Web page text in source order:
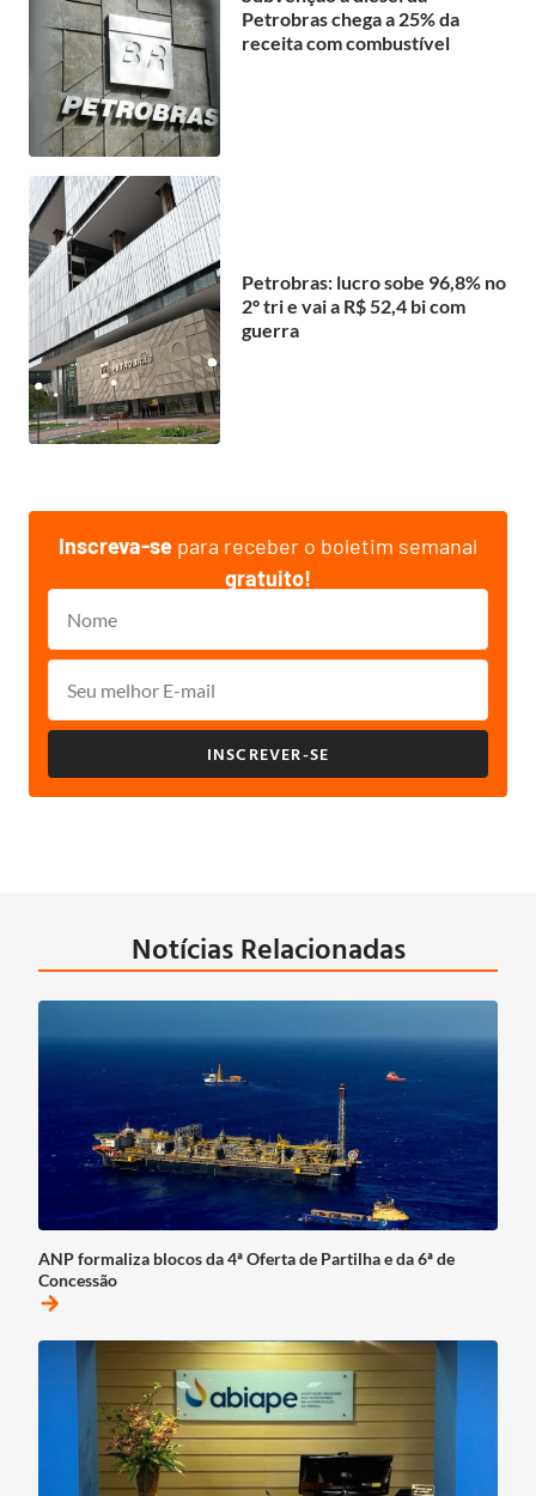
Petrobras chega a 25% da
receita com combustível
Petrobras: lucro sobe 96,8% no
2º tri e vai a R$ 52,4 bi com
guerra
Inscreva-se para receber o boletim semanal
gratuito!
INSCREVER-SE
Notícias Relacionadas
ANP formaliza blocos da 4ª Oferta de Partilha e da 6ª de
Concessão
arrow_forward